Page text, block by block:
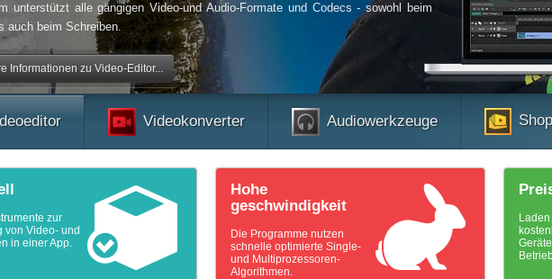
unterstützt alle gängigen Video-und Audio-Formate und Codecs - sowohl beim
auch beim Schreiben.
Informationen zu Video-Editor...
Videokonverter Audiowerkzeuge
zur
von Video- und
in einer App.
Hohe
geschwindigkeit
Die Programme nutzen
schnelle optimierte Single-
und Multiprozessoren-
Algorithmen.